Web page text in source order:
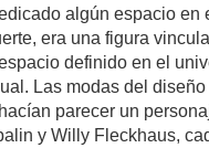
algún espacio en
era una figura
definido en el
Las modas del diseño
parecer un
y Willy Fleckhaus,